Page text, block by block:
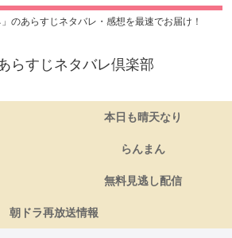
のあらすじネタバレ・感想を最速でお届け！
らすじネタバレ倶楽部
本日も晴天なり
らんまん
無料見逃し配信
朝ドラ再放送情報